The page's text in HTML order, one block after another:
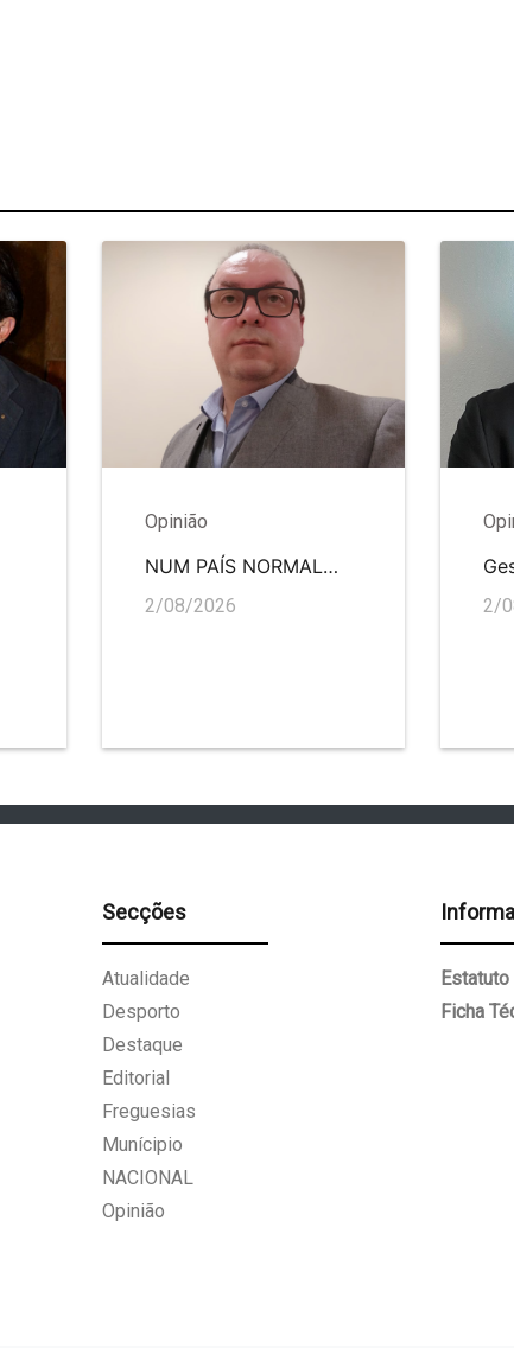
Opinião
NUM PAÍS NORMAL…
2/08/2026 2/
Secções
Atualidade
Desporto
Destaque
Editorial
Freguesias
Munícipio
NACIONAL
Opinião
Estatuto
Ficha